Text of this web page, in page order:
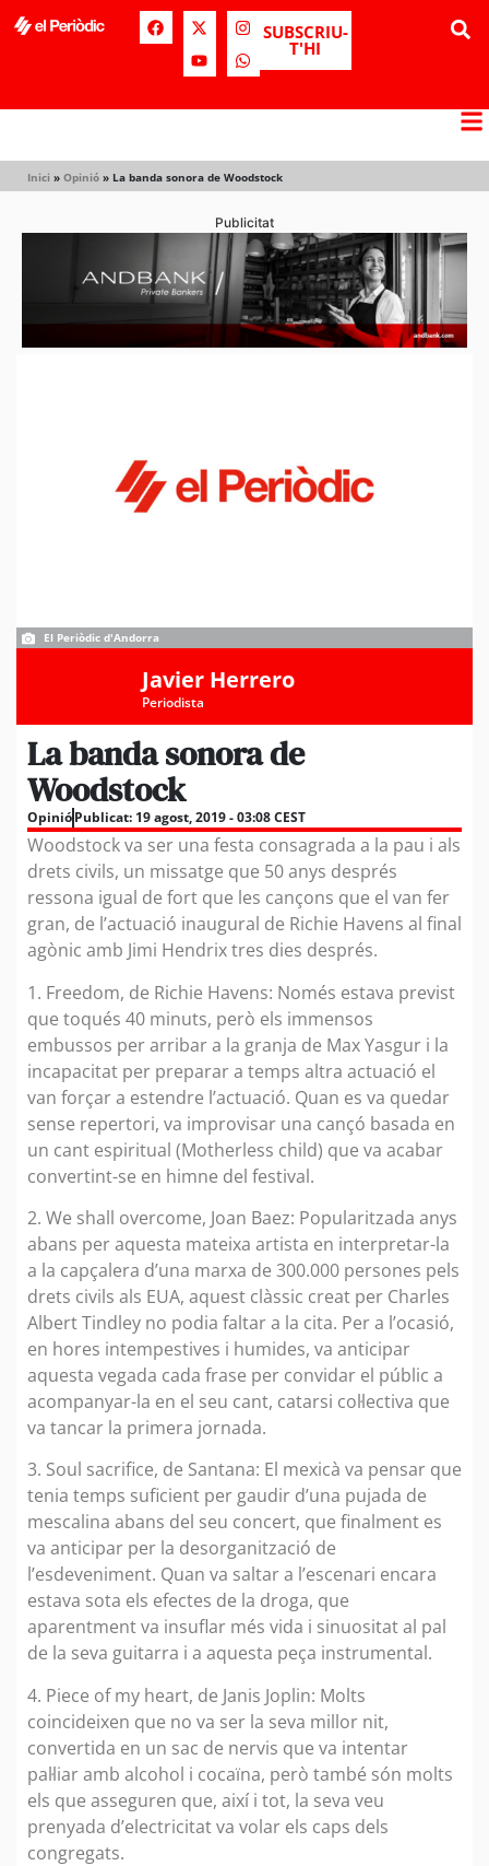
SUBSCRIU-
T'HI
Inici » Opinió » La banda sonora de Woodstock
Publicitat
El Periòdic d'Andorra
Javier Herrero
Periodista
La banda sonora de
Woodstock
OpinióPublicat: 19 agost, 2019 - 03:08 CEST
Woodstock va ser una festa consagrada a la pau i als
drets civils, un missatge que 50 anys després
ressona igual de fort que les cançons que el van fer
gran, de l’actuació inaugural de Richie Havens al final
agònic amb Jimi Hendrix tres dies després.
1. Freedom, de Richie Havens: Només estava previst
que toqués 40 minuts, però els immensos
embussos per arribar a la granja de Max Yasgur i la
incapacitat per preparar a temps altra actuació el
van forçar a estendre l’actuació. Quan es va quedar
sense repertori, va improvisar una cançó basada en
un cant espiritual (Motherless child) que va acabar
convertint-se en himne del festival.
2. We shall overcome, Joan Baez: Popularitzada anys
abans per aquesta mateixa artista en interpretar-la
a la capçalera d’una marxa de 300.000 persones pels
drets civils als EUA, aquest clàssic creat per Charles
Albert Tindley no podia faltar a la cita. Per a l’ocasió,
en hores intempestives i humides, va anticipar
aquesta vegada cada frase per convidar el públic a
acompanyar-la en el seu cant, catarsi col·lectiva que
va tancar la primera jornada.
3. Soul sacrifice, de Santana: El mexicà va pensar que
tenia temps suficient per gaudir d’una pujada de
mescalina abans del seu concert, que finalment es
va anticipar per la desorganització de
l’esdeveniment. Quan va saltar a l’escenari encara
estava sota els efectes de la droga, que
aparentment va insuflar més vida i sinuositat al pal
de la seva guitarra i a aquesta peça instrumental.
4. Piece of my heart, de Janis Joplin: Molts
coincideixen que no va ser la seva millor nit,
convertida en un sac de nervis que va intentar
pal·liar amb alcohol i cocaïna, però també són molts
els que asseguren que, així i tot, la seva veu
prenyada d’electricitat va volar els caps dels
congregats.